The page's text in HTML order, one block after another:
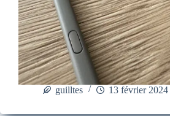
guilltes 13 février 2024